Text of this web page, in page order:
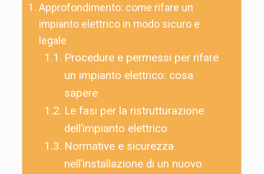
Approfondimento: come rifare un
impianto elettrico in modo sicuro e
legale
Procedure e permessi per rifare
un impianto elettrico: cosa
sapere
Le fasi per la ristrutturazione
dell’impianto elettrico
Normative e sicurezza
nell’installazione di un nuovo